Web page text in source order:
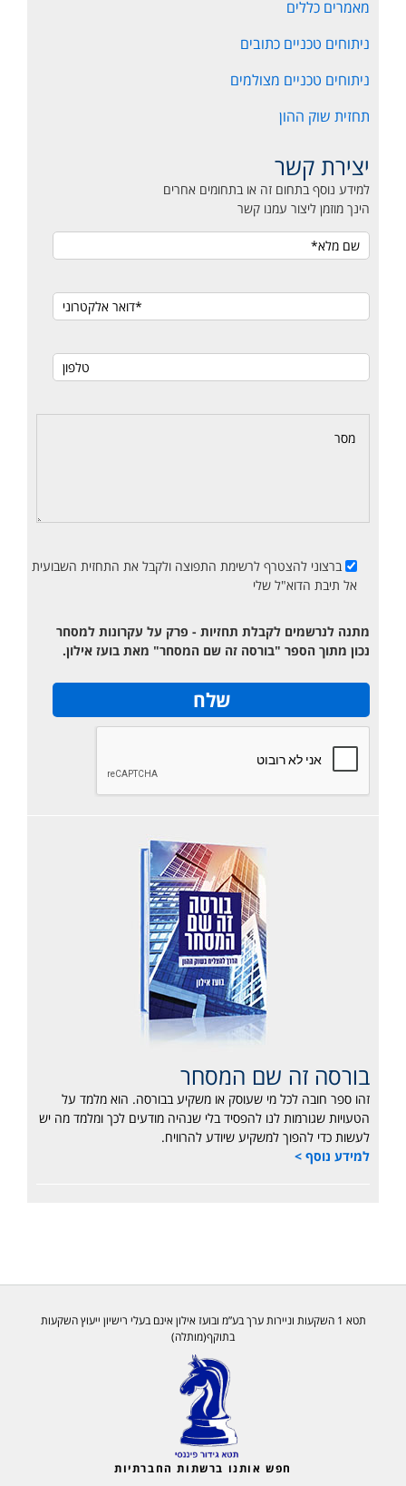
מאמרים כללים
ניתוחים טכניים כתובים
ניתוחים טכניים מצולמים
תחזית שוק ההון
יצירת קשר
למידע נוסף בתחום זה או בתחומים אחרים
הינך מוזמן ליצור עמנו קשר
ברצוני להצטרף לרשימת התפוצה ולקבל את התחזית השבועית
אל תיבת הדוא"ל שלי
מתנה לנרשמים לקבלת תחזיות - פרק על עקרונות למסחר
נכון מתוך הספר "בורסה זה שם המסחר" מאת בועז אילון.
בורסה זה שם המסחר
זהו ספר חובה לכל מי שעוסק או משקיע בבורסה. הוא מלמד על
הטעויות שגורמות לנו להפסיד בלי שנהיה מודעים לכך ומלמד מה יש
לעשות כדי להפוך למשקיע שיודע להרוויח.
למידע נוסף >
תטא 1 השקעות וניירות ערך בע”מ ובועז אילון אינם בעלי רישיון ייעוץ השקעות
בתוקף(מותלה)
חפש אותנו ברשתות החברתיות